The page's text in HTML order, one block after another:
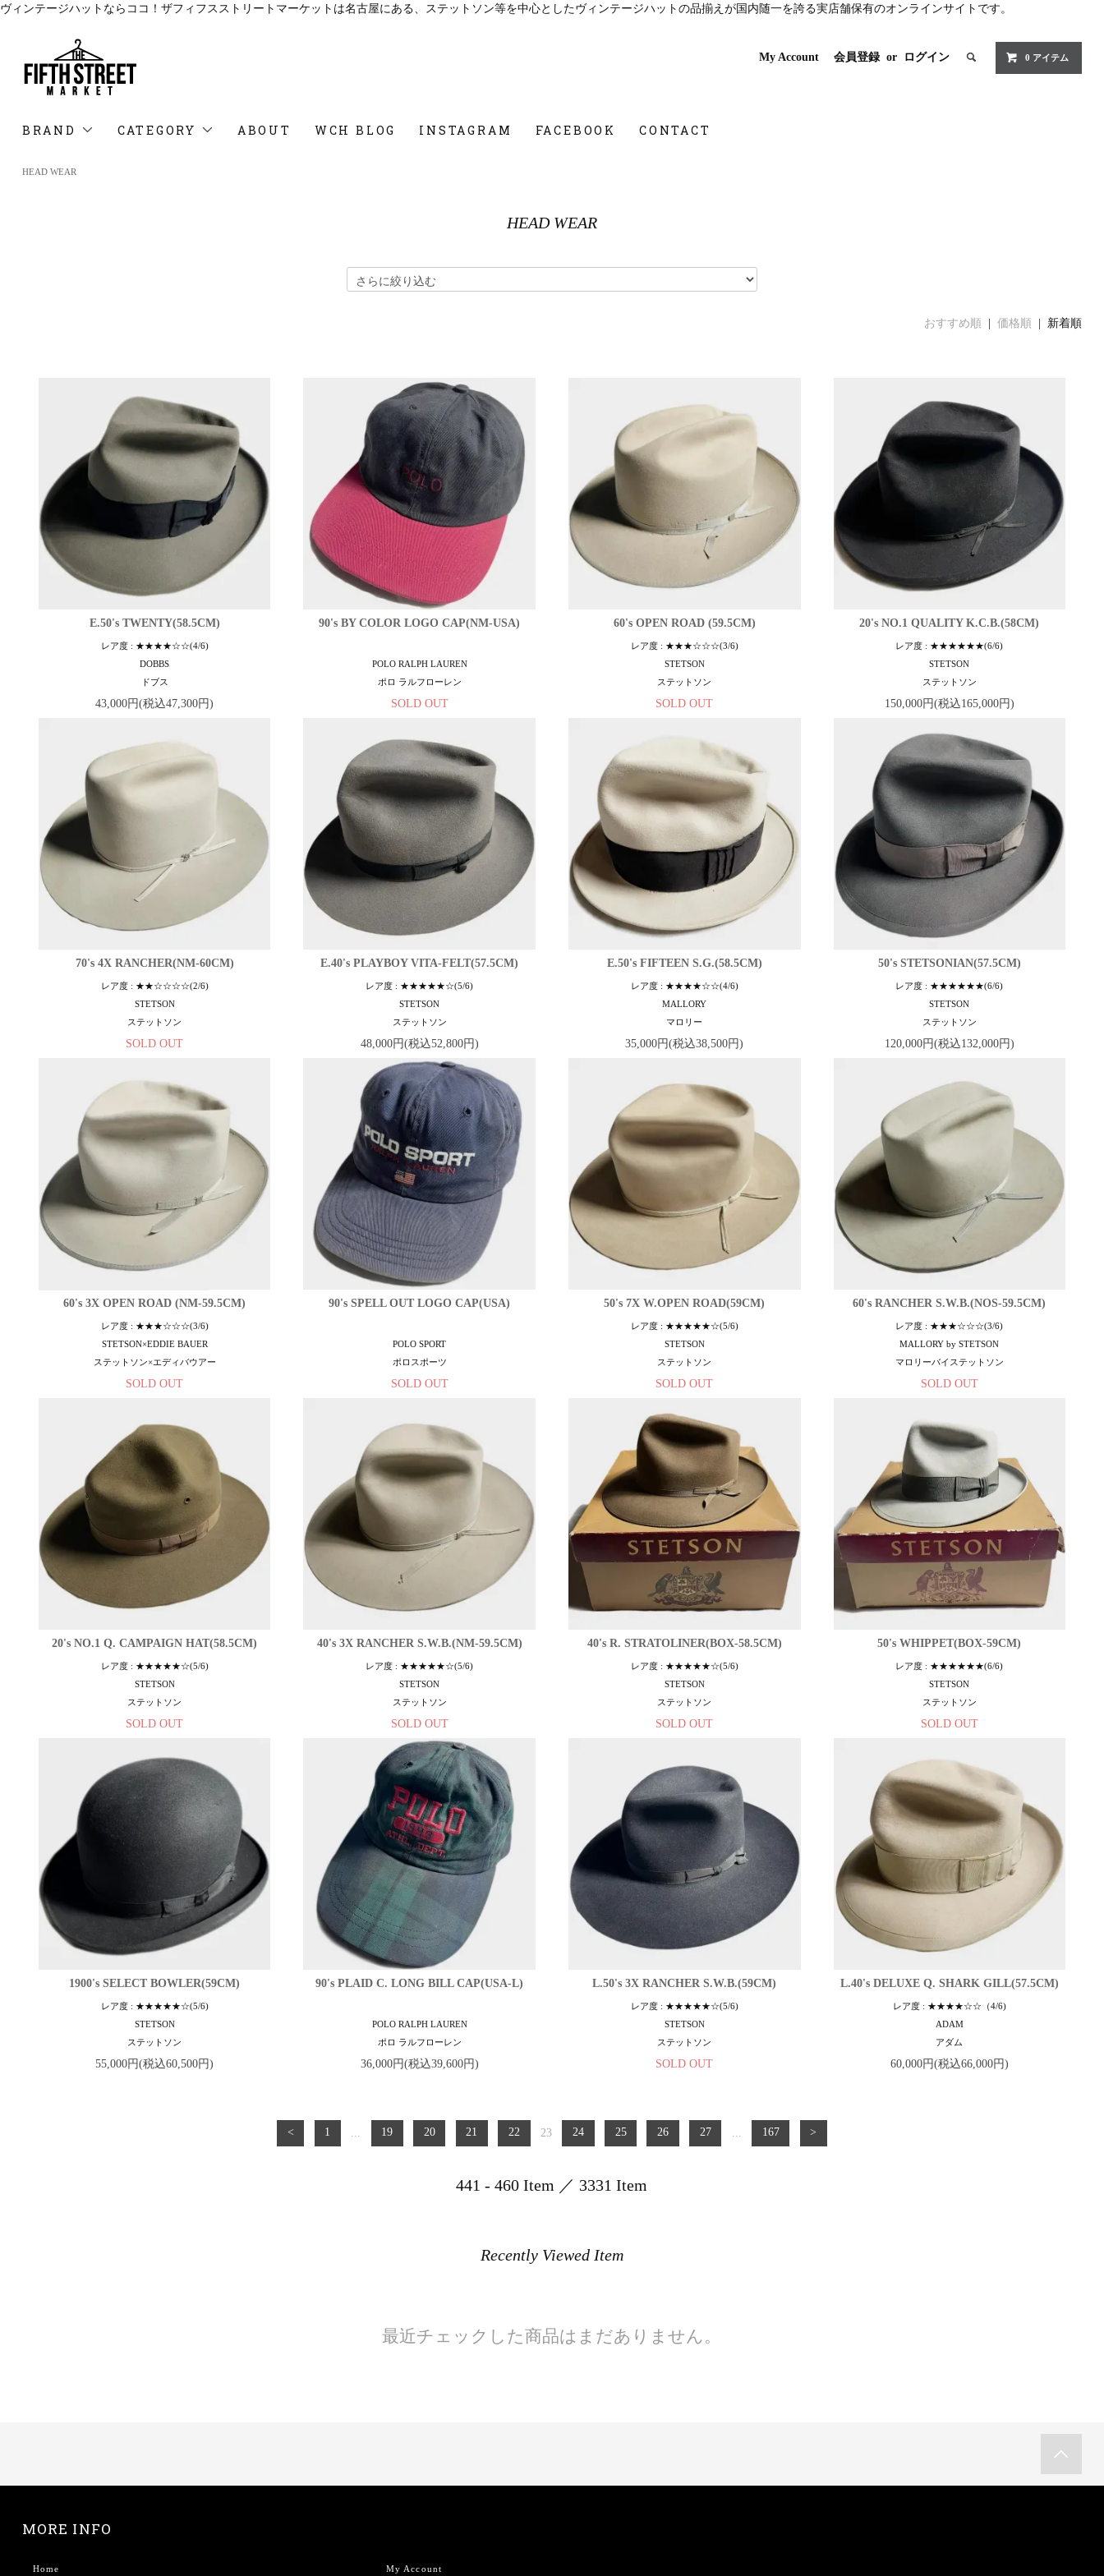
ヴィンテージハットならココ！ザフィフスストリートマーケットは名古屋にある、ステットソン等を中心としたヴィンテージハットの品揃えが国内随一を誇る実店舗保有のオンラインサイトです。
My Account 会員登録 or ログイン 0 アイテム
BRAND CATEGORY ABOUT WCH BLOG INSTAGRAM FACEBOOK CONTACT
HEAD WEAR
HEAD WEAR
おすすめ順 |価格順 | 新着順
E.50's TWENTY(58.5CM)
レア度 : ★★★★☆☆(4/6)
DOBBS
ドブス
43,000円(税込47,300円)
90's BY COLOR LOGO CAP(NM-USA)
POLO RALPH LAUREN
ポロ ラルフローレン
SOLD OUT
60's OPEN ROAD (59.5CM)
レア度 : ★★★☆☆☆(3/6)
STETSON
ステットソン
SOLD OUT
20's NO.1 QUALITY K.C.B.(58CM)
レア度 : ★★★★★★(6/6)
STETSON
ステットソン
150,000円(税込165,000円)
70's 4X RANCHER(NM-60CM)
レア度 : ★★☆☆☆☆(2/6)
STETSON
ステットソン
SOLD OUT
E.40's PLAYBOY VITA-FELT(57.5CM)
レア度 : ★★★★★☆(5/6)
STETSON
ステットソン
48,000円(税込52,800円)
E.50's FIFTEEN S.G.(58.5CM)
レア度 : ★★★★☆☆(4/6)
MALLORY
マロリー
35,000円(税込38,500円)
50's STETSONIAN(57.5CM)
レア度 : ★★★★★★(6/6)
STETSON
ステットソン
120,000円(税込132,000円)
60's 3X OPEN ROAD (NM-59.5CM)
レア度 : ★★★☆☆☆(3/6)
STETSON×EDDIE BAUER
ステットソン×エディバウアー
SOLD OUT
90's SPELL OUT LOGO CAP(USA)
POLO SPORT
ポロスポーツ
SOLD OUT
50's 7X W.OPEN ROAD(59CM)
レア度 : ★★★★★☆(5/6)
STETSON
ステットソン
SOLD OUT
60's RANCHER S.W.B.(NOS-59.5CM)
レア度 : ★★★☆☆☆(3/6)
MALLORY by STETSON
マロリーバイステットソン
SOLD OUT
20's NO.1 Q. CAMPAIGN HAT(58.5CM)
レア度 : ★★★★★☆(5/6)
STETSON
ステットソン
SOLD OUT
40's 3X RANCHER S.W.B.(NM-59.5CM)
レア度 : ★★★★★☆(5/6)
STETSON
ステットソン
SOLD OUT
40's R. STRATOLINER(BOX-58.5CM)
レア度 : ★★★★★☆(5/6)
STETSON
ステットソン
SOLD OUT
50's WHIPPET(BOX-59CM)
レア度 : ★★★★★★(6/6)
STETSON
ステットソン
SOLD OUT
1900's SELECT BOWLER(59CM)
レア度 : ★★★★★☆(5/6)
STETSON
ステットソン
55,000円(税込60,500円)
90's PLAID C. LONG BILL CAP(USA-L)
POLO RALPH LAUREN
ポロ ラルフローレン
36,000円(税込39,600円)
L.50's 3X RANCHER S.W.B.(59CM)
レア度 : ★★★★★☆(5/6)
STETSON
ステットソン
SOLD OUT
L.40's DELUXE Q. SHARK GILL(57.5CM)
レア度 : ★★★★☆☆（4/6)
ADAM
アダム
60,000円(税込66,000円)
< 1 19 20 21 22 23 24 25 26 27 167 >
441 - 460 Item ／ 3331 Item
Recently Viewed Item
最近チェックした商品はまだありません。
MORE INFO
Home My Account